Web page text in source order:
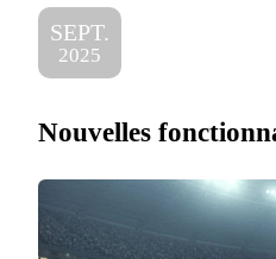
SEPT.
2025
Nouvelles